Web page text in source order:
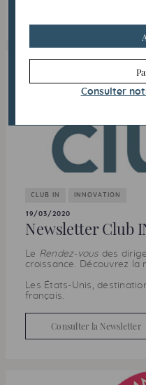
CLUB IN INNOVATION
19/03/2020
Newsletter Club
Le Rendez-vous des
croissance. Découvrez la
Les États-Unis,
français.
Consulter la Newsletter
Consulter